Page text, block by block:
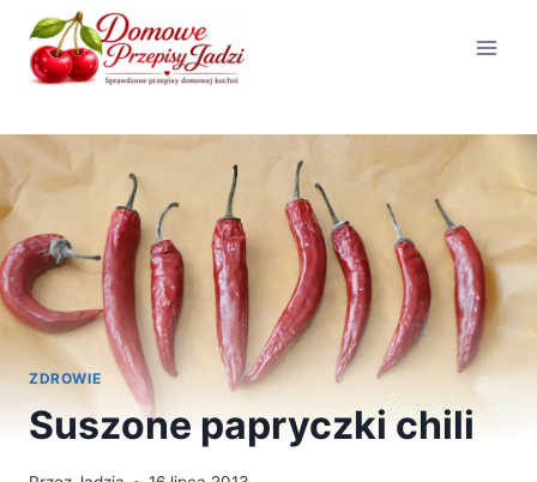
Przejdź
treści
ZDROWIE
Suszone papryczki chili